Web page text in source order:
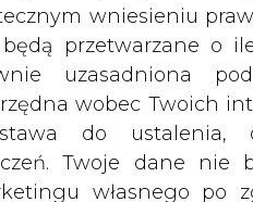
wniesieniu
przetwarzane o
uzasadniona
wobec Twoich
do ustalenia,
Twoje dane nie
własnego po
tradycję. "Guido"
centralnej
w kopalni
praca górnika,